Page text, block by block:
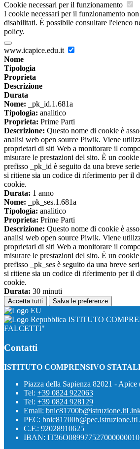
Cookie necessari per il funzionamento
I cookie necessari per il funzionamento non
disabilitati. È possibile consultare l'elenco
policy.
www.icapice.edu.it
Nome
Tipologia
Proprieta
Descrizione
Durata
Nome: _pk_id.1.681a
Tipologia: analitico
Proprieta: Prime Parti
Descrizione: Questo nome di cookie è
analisi web open source Piwik. Viene
proprietari di siti Web a monitorare il
misurare le prestazioni del sito. È un
prefisso _pk_id è seguito da una breve
si ritiene sia un codice di riferimento per il
cookie.
Durata: 1 anno
Nome: _pk_ses.1.681a
Tipologia: analitico
Proprieta: Prime Parti
Descrizione: Questo nome di cookie è
analisi web open source Piwik. Viene
proprietari di siti Web a monitorare il
misurare le prestazioni del sito. È un
prefisso _pk_ses è seguito da una breve
si ritiene sia un codice di riferimento per il
cookie.
Durata: 30 minuti
Accetta tutti Salva le preferenze
ISTITUTO
FALCETTI"
Contatti
ISTITUTO COMPRENSIVO
Piazza della Sapienza 82021 -
Tel: +39 0824 922063
Tel: +39 0824 928129
Email: bnic81700b@istruzione.it
PEC: bnic81700b@pec.istruzione.it
C.F.: 92028910625
IBAN: